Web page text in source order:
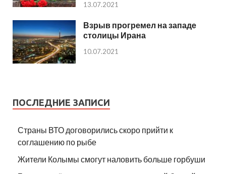
13.07.2021
Взрыв прогремел на западе
столицы Ирана
10.07.2021
ПОСЛЕДНИЕ ЗАПИСИ
Страны ВТО договорились скоро прийти к
соглашению по рыбе
Жители Колымы смогут наловить больше горбуши